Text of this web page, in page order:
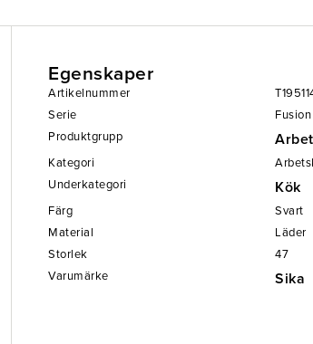
Egenskaper
Artikelnummer
Serie
Fusion
Produktgrupp
Kategori
Underkategori
Kök
Färg
Svart
Material
Läder
Storlek
47
Varumärke
Sika